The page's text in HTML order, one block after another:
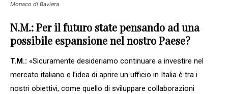
Monaco di Baviera
N.M.: Per il futuro state pensando ad una
possibile espansione nel nostro Paese?
T.M.: «Sicuramente desideriamo continuare a investire nel
mercato italiano e l’idea di aprire un ufficio in Italia è tra i
nostri obiettivi, come quello di sviluppare collaborazioni